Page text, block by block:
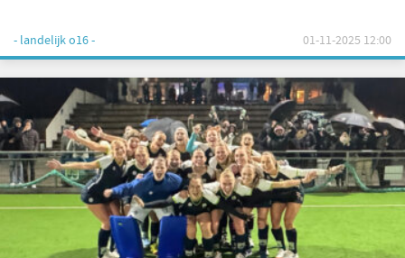
- landelijk o16 - 01-11-2025 12:00